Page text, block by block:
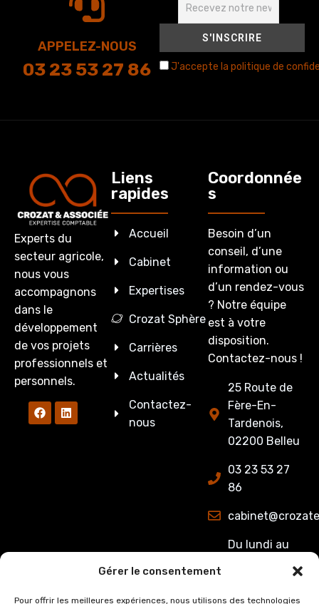
Gérer le consentement
Pour offrir les meilleures expériences, nous utilisons des technologies
APPELEZ-NOUS
03 23 53 27 86 J'accepte la politique de
Experts du
secteur agricole,
nous vous
accompagnons
dans le
développement
de vos projets
professionnels et
personnels.
Liens
rapides
Accueil
Cabinet
Expertises
Crozat Sphère
Carrières
Actualités
Contactez-
nous
Coordonnée
s
Besoin d’un
conseil, d’une
information ou
d’un rendez-vous
? Notre équipe
est à votre
disposition.
Contactez-nous !
25 Route de
Fère-En-
Tardenois,
02200 Belleu
03 23 53 27
86
Du lundi au
8h00 à 12h15
et de 13h15 à